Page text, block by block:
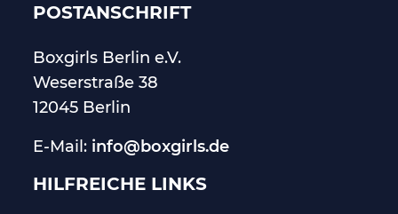
POSTANSCHRIFT
Boxgirls Berline.V.
Weserstraße 38
12045 Berlin
E-Mail: info@boxgirls.de
HILFREICHE LINKS